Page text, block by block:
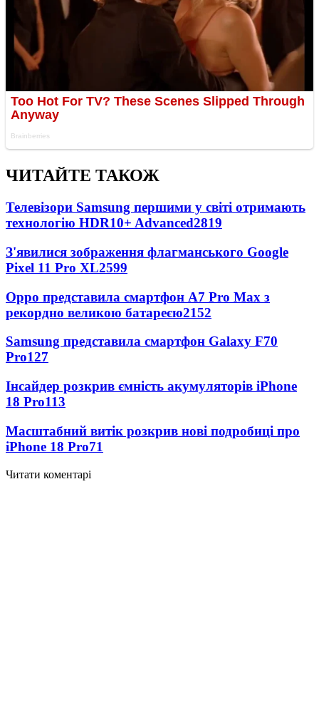
ЧИТАЙТЕ ТАКОЖ
Телевізори Samsung першими у світі отримають
технологію HDR10+ Advanced2819
З'явилися зображення флагманського Google
Pixel 11 Pro XL2599
Oppo представила смартфон A7 Pro Max з
рекордно великою батареєю2152
Samsung представила смартфон Galaxy F70
Pro127
Інсайдер розкрив ємність акумуляторів iPhone
18 Pro113
Масштабний витік розкрив нові подробиці про
iPhone 18 Pro71
Читати коментарі